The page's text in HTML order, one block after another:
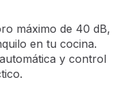
máximo de 40 dB,
en tu cocina.
y control